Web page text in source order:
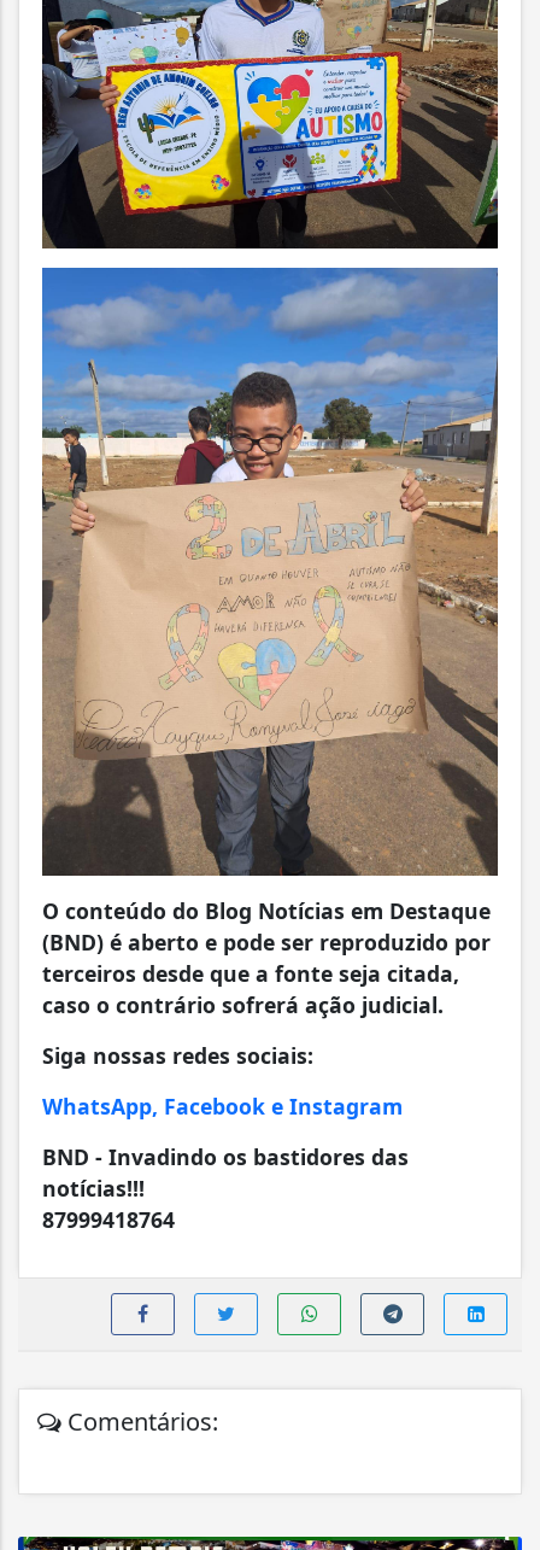
O conteúdo do Blog Notícias em Destaque
(BND) é aberto e pode ser reproduzido por
terceiros desde que a fonte seja citada,
caso o contrário sofrerá ação judicial.
Siga nossas redes sociais:
WhatsApp, Facebook e Instagram
BND - Invadindo os bastidores das
notícias!!!
87999418764
Comentários: